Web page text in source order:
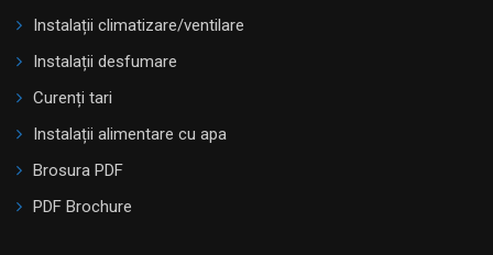
Instalații climatizare/ventilare
Instalații desfumare
Curenți tari
Instalații alimentare cu apa
Brosura PDF
PDF Brochure